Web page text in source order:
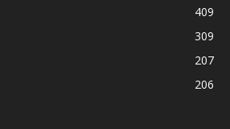
409
309
207
206